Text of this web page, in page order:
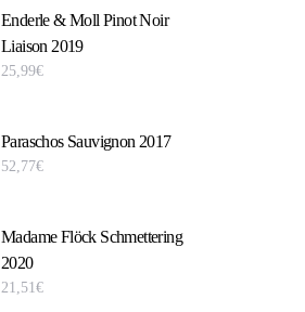
Enderle & Moll Pinot Noir
Liaison 2019
25,99€
Paraschos Sauvignon 2017
52,77€
Madame Flöck Schmettering
2020
21,51€